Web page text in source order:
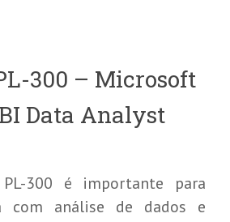
300 – Microsoft
Data Analyst
300 é importante para
com análise de dados e